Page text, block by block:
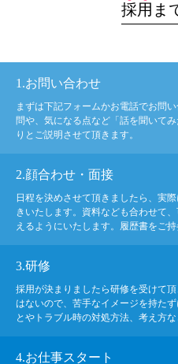
採用 ま
1.お問い合わせ
まずは下記フォームかお電話でお問
問や、気になる点など「話を聞いて
りとご説明させて頂きます。
2.顔合わせ・面接
日程を決めさせて頂きましたら、実
きいたします。資料なども合わせて
えるようにいたします。履歴書をご持
3.研修
採用が決まりましたら研修を受けて
はないので、苦手なイメージを持た
とやトラブル時の対処方法、考え方
4.お仕事スタート